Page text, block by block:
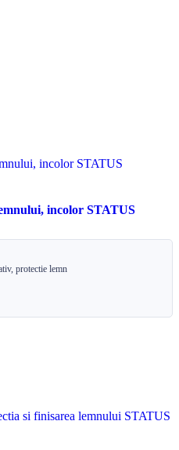
incolor STATUS
protectie lemn